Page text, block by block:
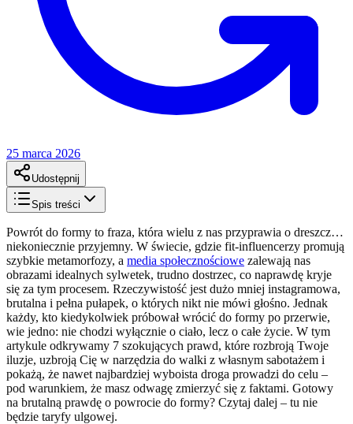
25 marca 2026
Udostępnij
Spis treści
Powrót do formy to fraza, która wielu z nas przyprawia o dreszcz…
niekoniecznie przyjemny. W świecie, gdzie fit-influencerzy promują
szybkie metamorfozy, a media społecznościowe zalewają nas
obrazami idealnych sylwetek, trudno dostrzec, co naprawdę kryje
się za tym procesem. Rzeczywistość jest dużo mniej instagramowa,
brutalna i pełna pułapek, o których nikt nie mówi głośno. Jednak
każdy, kto kiedykolwiek próbował wrócić do formy po przerwie,
wie jedno: nie chodzi wyłącznie o ciało, lecz o całe życie. W tym
artykule odkrywamy 7 szokujących prawd, które rozbroją Twoje
iluzje, uzbroją Cię w narzędzia do walki z własnym sabotażem i
pokażą, że nawet najbardziej wyboista droga prowadzi do celu –
pod warunkiem, że masz odwagę zmierzyć się z faktami. Gotowy
na brutalną prawdę o powrocie do formy? Czytaj dalej – tu nie
będzie taryfy ulgowej.